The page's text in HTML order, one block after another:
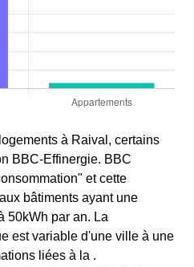
à Raival, certains
BBC-Effinergie. BBC
et cette
bâtiments ayant une
50kWh par an. La
est variable d'une ville à une
liées à la .